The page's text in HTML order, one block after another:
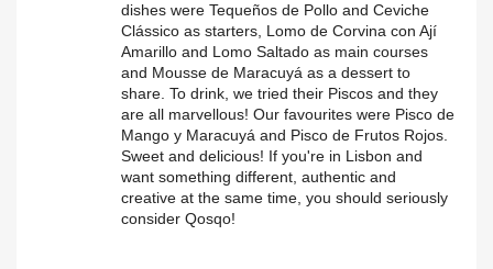
dishes were Tequeños de Pollo and Ceviche
Clássico as starters, Lomo de Corvina con Ají
Amarillo and Lomo Saltado as main courses
and Mousse de Maracuyá as a dessert to
share. To drink, we tried their Piscos and they
are all marvellous! Our favourites were Pisco de
Mango y Maracuyá and Pisco de Frutos Rojos.
Sweet and delicious! If you're in Lisbon and
want something different, authentic and
creative at the same time, you should seriously
consider Qosqo!